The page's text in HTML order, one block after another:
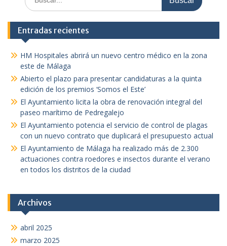
Entradas recientes
HM Hospitales abrirá un nuevo centro médico en la zona
este de Málaga
Abierto el plazo para presentar candidaturas a la quinta
edición de los premios ‘Somos el Este’
El Ayuntamiento licita la obra de renovación integral del
paseo marítimo de Pedregalejo
El Ayuntamiento potencia el servicio de control de plagas
con un nuevo contrato que duplicará el presupuesto actual
El Ayuntamiento de Málaga ha realizado más de 2.300
actuaciones contra roedores e insectos durante el verano
en todos los distritos de la ciudad
Archivos
abril 2025
marzo 2025